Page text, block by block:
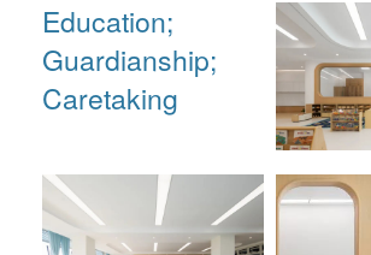
Education;
Guardianship;
Caretaking